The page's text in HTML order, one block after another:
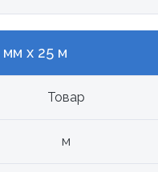
х 25 м
Товар
м